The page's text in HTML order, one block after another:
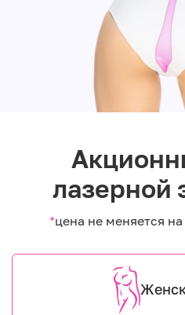
лазерной
*цена не меняется